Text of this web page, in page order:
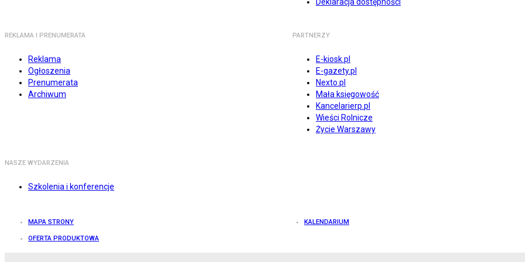
REKLAMA I PRENUMERATA
Reklama
Ogłoszenia
Prenumerata
Archiwum
PARTNERZY
E-kiosk.pl
E-gazety.pl
Nexto.pl
Mała księgowość
Kancelarierp.pl
Wieści Rolnicze
Życie Warszawy
NASZE WYDARZENIA
Szkolenia i konferencje
MAPA STRONY KALENDARIUM
OFERTA PRODUKTOWA